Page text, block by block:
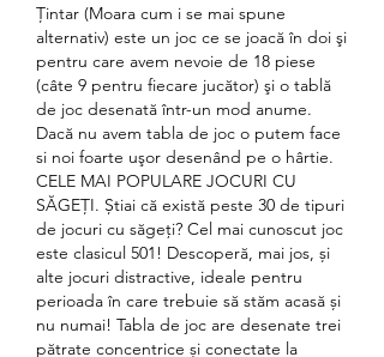
Ţintar (Moara cum i se mai spune
alternativ) este un joc ce se joacă în doi şi
pentru care avem nevoie de 18 piese
(câte 9 pentru fiecare jucător) şi o tablă
de joc desenată într-un mod anume.
Dacă nu avem tabla de joc o putem face
si noi foarte uşor desenând pe o hârtie.
CELE MAI POPULARE JOCURI CU
SĂGEȚI. Știai că există peste 30 de tipuri
de jocuri cu săgeți? Cel mai cunoscut joc
este clasicul 501! Descoperă, mai jos, și
alte jocuri distractive, ideale pentru
perioada în care trebuie să stăm acasă și
nu numai! Tabla de joc are desenate trei
pătrate concentrice și conectate la